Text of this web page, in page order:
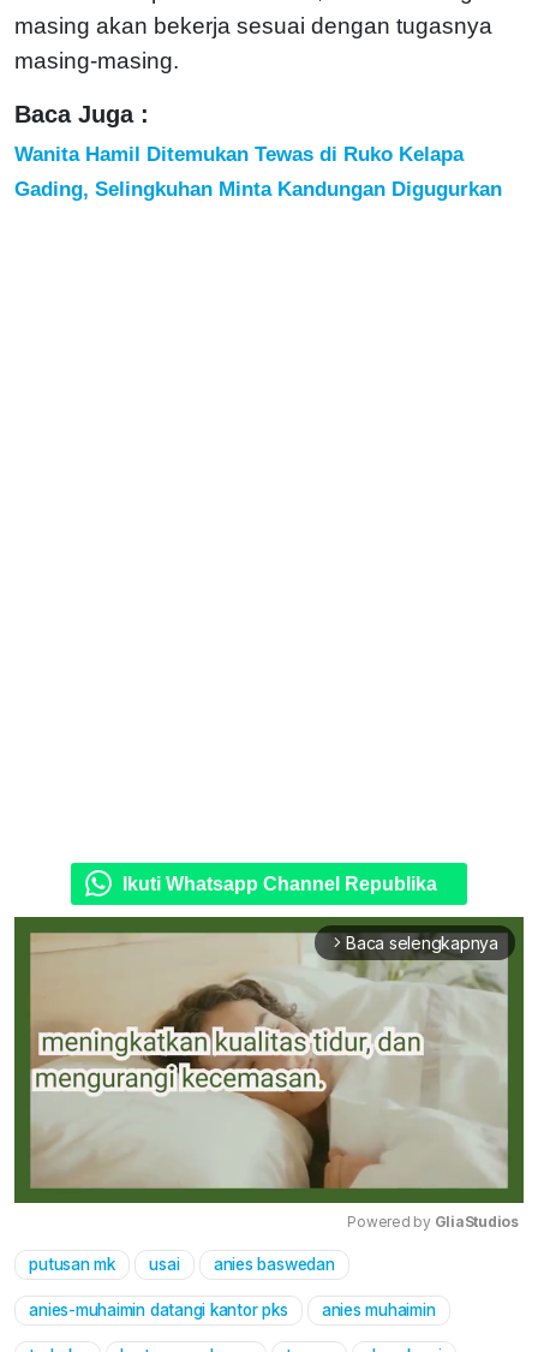
masing akan bekerja sesuai dengan tugasnya
masing-masing.
Baca Juga :
Wanita Hamil Ditemukan Tewas di Ruko Kelapa
Gading, Selingkuhan Minta Kandungan Digugurkan
Ikuti Whatsapp Channel Republika
arrow_forward_ios Baca selengkapnya
Powered by GliaStudios
putusan mk usai anies baswedan
anies-muhaimin datangi kantor pks anies muhaimin